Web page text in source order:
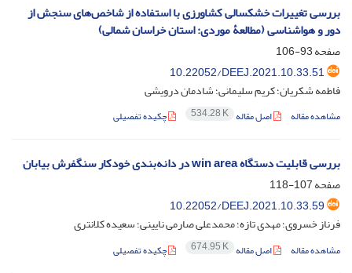
بررسی تغییرات خشکسالی کشاورزی با استفاده از شاخص‌های سنجش ‌از
دور و هواشناسی (مطالعۀ موردی: استان خراسان شمالی)
صفحه93-106
‎10.22052/DEEJ.2021.10.33.51
فاطمه شکریان؛ کریم سلیمانی؛ شادمان درویشی
مشاهده مقاله اصل مقاله 534.28 K چکیده تفصیلی
بررسی قابلیت دستگاه win area در دانه‌بندی خودکار سنگفرش بیابان
صفحه107-118
‎10.22052/DEEJ.2021.10.33.59
فرناز خسروی؛ مهدی تازه؛ محمدعلی صارمی نایینی؛ سعیده کلانتری
مشاهده مقاله اصل مقاله 674.95 K چکیده تفصیلی